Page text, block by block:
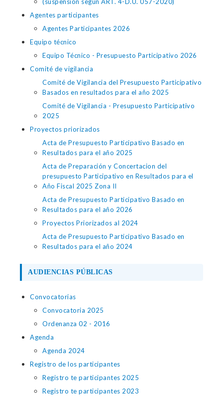
Agentes participantes
Agentes Participantes 2026
Equipo técnico
Equipo Técnico - Presupuesto Participativo 2026
Comité de vigilancia
Comité de Vigilancia del Presupuesto Participativo
Basados en resultados para el año 2025
Comité de Vigilancia - Presupuesto Participativo
2025
Proyectos priorizados
Acta de Presupuesto Participativo Basado en
Resultados para el año 2025
Acta de Preparación y Concertacion del
presupuesto Participativo en Resultados para el
Año Fiscal 2025 Zona II
Acta de Presupuesto Participativo Basado en
Resultados para el año 2026
Proyectos Priorizados al 2024
Acta de Presupuesto Participativo Basado en
Resultados para el año 2024
AUDIENCIAS PÚBLICAS
Convocatorias
Convocatoria 2025
Ordenanza 02 - 2016
Agenda
Agenda 2024
Registro de los participantes
Registro te participantes 2025
Registro te participantes 2023